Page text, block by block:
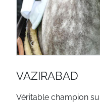
VAZIRABAD
Véritable champion